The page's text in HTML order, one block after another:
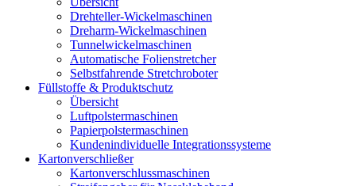
Drehteller-Wickelmaschinen
Dreharm-Wickelmaschinen
Tunnelwickelmaschinen
Automatische Folienstretcher
Selbstfahrende Stretchroboter
Füllstoffe & Produktschutz
Übersicht
Luftpolstermaschinen
Papierpolstermaschinen
Kundenindividuelle Integrationssysteme
Kartonverschließer
Kartonverschlussmaschinen